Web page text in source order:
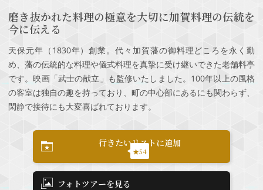
磨き抜かれた料理の極意を大切に加賀料理の伝統を
今に伝える
天保元年（1830年）創業。代々加賀藩の御料理どころを永く勤
め、藩の伝統的な料理や儀式料理を真摯に受け継いできた老舗料亭
です。映画「武士の献立」も監修いたしました。100年以上の風格
の客室は独自の趣を持っており、町の中心部にあるにも関わらず、
閑静で接待にも大変喜ばれております。
行きたいリストに追加
★54
フォトツアーを見る